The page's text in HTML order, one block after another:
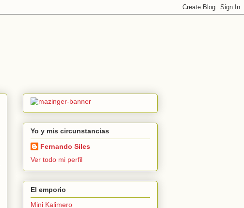
Yo y mis circunstancias
Fernando Siles
Ver todo mi perfil
El emporio
Mini Kalimero